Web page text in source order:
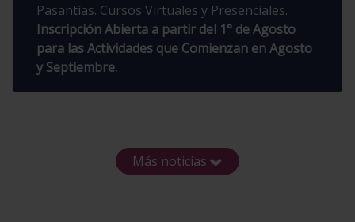
Pasantías. Cursos Virtuales y Presenciales.
Inscripción Abierta a partir del 1° de Agosto
para las Actividades que Comienzan en Agosto
y Septiembre.
Más noticias